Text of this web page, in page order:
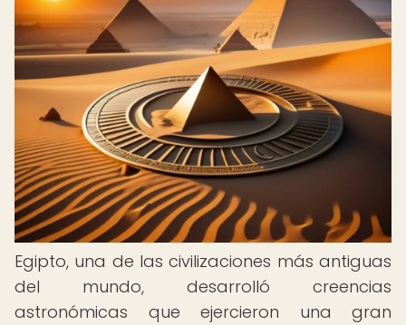
Egipto, una de las civilizaciones más antiguas
del mundo, desarrolló creencias
astronómicas que ejercieron una gran